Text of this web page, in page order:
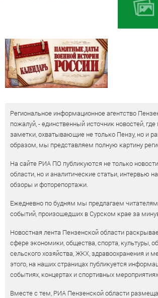
Региональное информационное агентство
пожалуй, - единственный источник новостей,
заметки, охватывающие не только Пензу, но и
образом, мы представляем полную картину
На сайте РИА ПО публикуются не только
области, но и аналитические статьи, интервью
обзоры и фоторепортажи.
Ежедневно по будням мы предлагаем
событий, произошедших в Сурском крае за
Новостная лента Пензенской области
сфере экономики, общества, спорта, культуры,
сельского хозяйства, ЖКХ, здравоохранения и
этого, на наших страницах публикуется
событиях, концертах и спортивных мероприятиях.
Вместе с тем, РИА Пензенской области